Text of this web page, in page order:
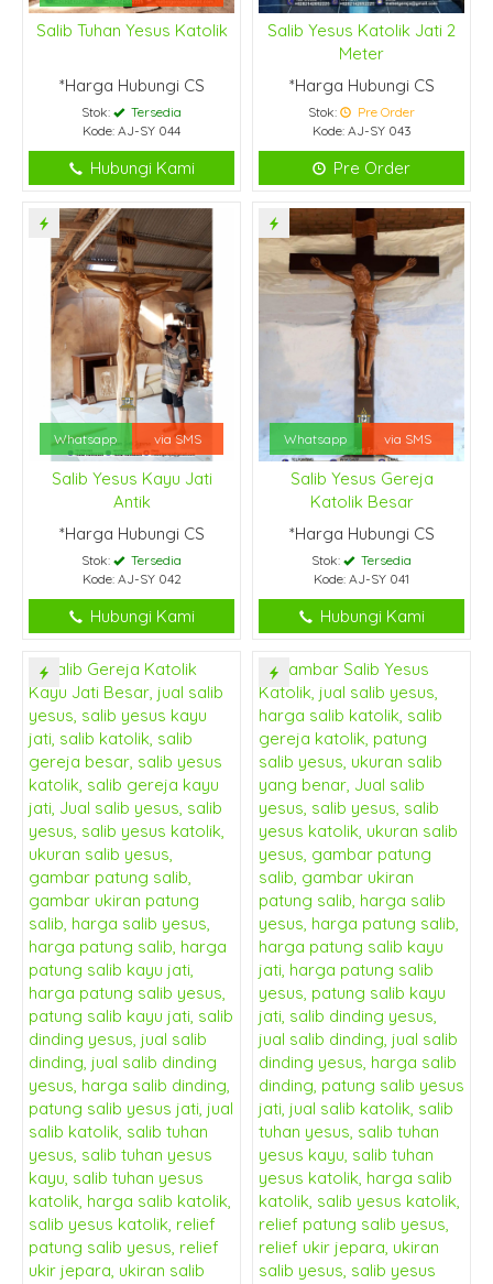
Salib Tuhan Yesus Katolik
*Harga Hubungi CS
Stok:
Tersedia
Kode: AJ-SY 044
Hubungi Kami
Salib Yesus Katolik Jati 2
Meter
*Harga Hubungi CS
Stok:
Pre Order
Kode: AJ-SY 043
Pre Order
Whatsapp via SMS
Salib Yesus Kayu Jati
Antik
*Harga Hubungi CS
Stok:
Tersedia
Kode: AJ-SY 042
Hubungi Kami
Whatsapp via SMS
Salib Yesus Gereja
Katolik Besar
*Harga Hubungi CS
Stok:
Tersedia
Kode: AJ-SY 041
Hubungi Kami